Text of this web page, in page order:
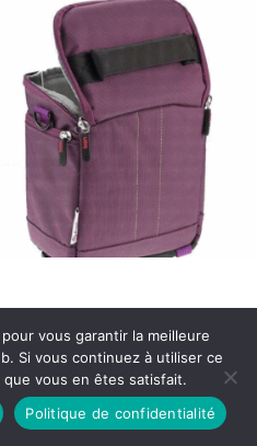
Politique de Confidentialité
DIEUDUDIABLE
vous garantir la meilleure
Si vous continuez à utiliser ce
vous en êtes satisfait.
Politique de confidentialité